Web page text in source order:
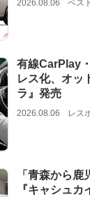
2026.08.06 ベス
有線CarPlay
レス化、オッ
ラ』発売
2026.08.06 レス
「青森から
『キャシュ